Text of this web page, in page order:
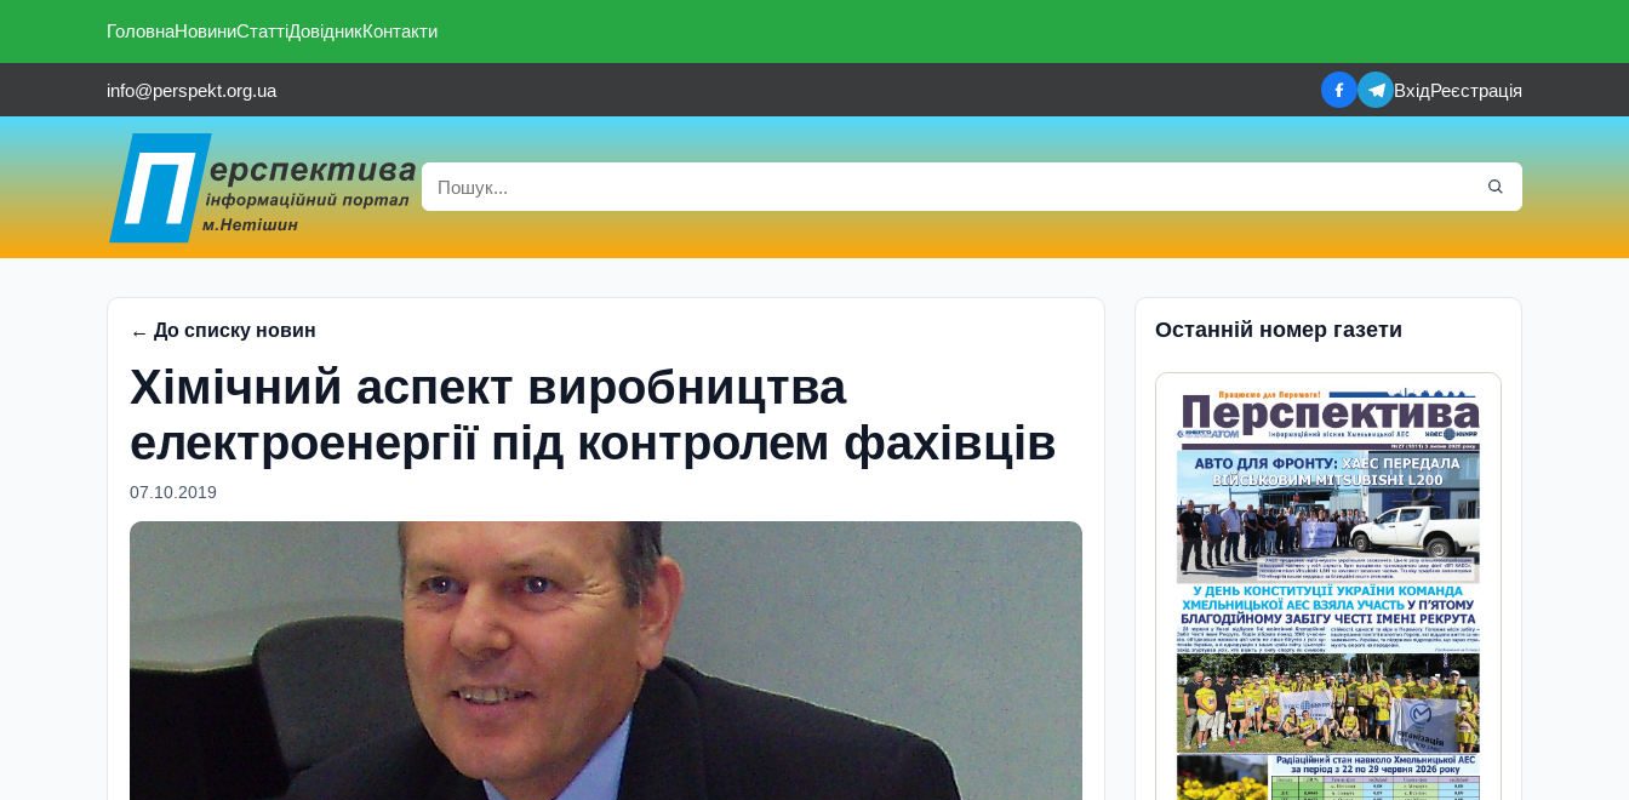
ГоловнаНовиниСтаттіДовідникКонтакти
info@perspekt.org.ua ВхідРеєстрація
← До списку новин
Хімічний аспект виробництва
електроенергії під контролем фахівців
07.10.2019
Останній номер газети